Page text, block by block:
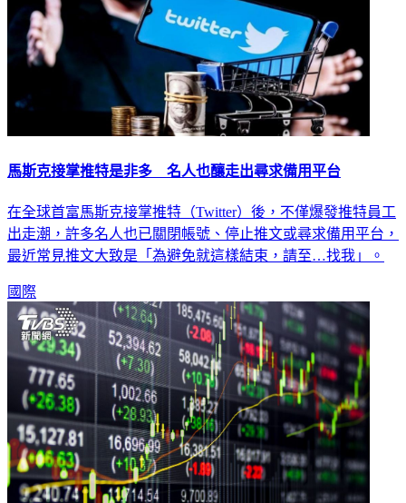
馬斯克接掌推特是非多 名人也釀走出尋求備用平台
在全球首富馬斯克接掌推特（Twitter）後，不僅爆發推特員工
出走潮，許多名人也已關閉帳號、停止推文或尋求備用平台，
最近常見推文大致是「為避免就這樣結束，請至…找我」。
國際